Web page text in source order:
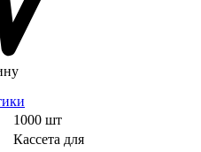
1000 шт
Кассета для